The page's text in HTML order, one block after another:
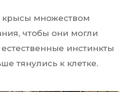
крысы множеством
чтобы они могли
инстинкты
тянулись к клетке.